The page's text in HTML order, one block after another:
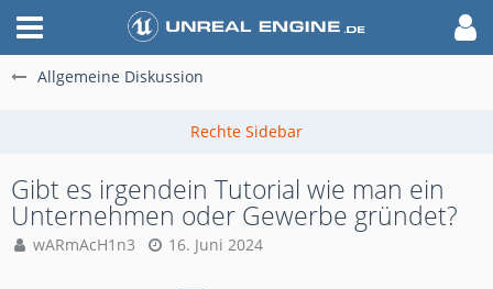
Allgemeine Diskussion
Gibt es irgendein Tutorial wie man ein
Unternehmen oder Gewerbe gründet?
wARmAcH1n3 16. Juni 2024